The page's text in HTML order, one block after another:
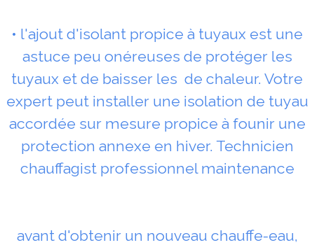
• l'ajout d'isolant propice à tuyaux est une
astuce peu onéreuses de protéger les
tuyaux et de baisser les de chaleur. Votre
expert peut installer une isolation de tuyau
accordée sur mesure propice à founir une
protection annexe en hiver. Technicien
chauffagist professionnel maintenance
avant d'obtenir un nouveau chauffe-eau,